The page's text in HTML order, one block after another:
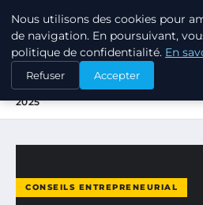
TUEZ-LES TOUS
ACCUEIL
CONSEILS
AUDITEUR LÉGAL : RÔLE,
2025
CONSEILS ENTREPRENEURIAL
Nous utilisons des cookies pour
de navigation. En poursuivant,
politique de confidentialité. En
Refuser Accepter